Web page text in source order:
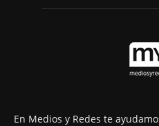
En Medios y Redes te